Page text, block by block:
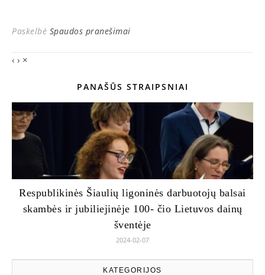
Paskelbė Spaudos pranešimai
‹ › ×
PANAŠŪS STRAIPSNIAI
Respublikinės Šiaulių ligoninės darbuotojų balsai
skambės ir jubiliejinėje 100- čio Lietuvos dainų
šventėje
2024-02-07
KATEGORIJOS